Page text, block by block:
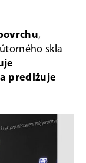
,
skla
predlžuje